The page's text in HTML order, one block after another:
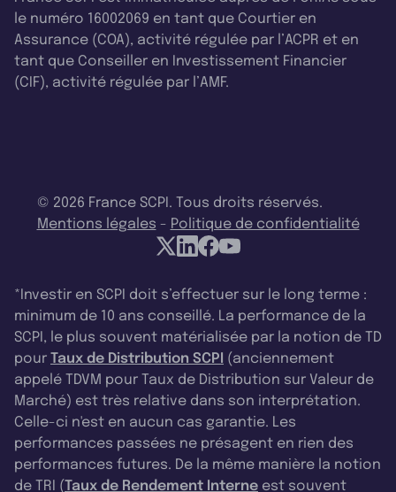
le numéro 16002069 en tant que Courtier en
Assurance (COA), activité régulée par l’ACPR et en
tant que Conseiller en Investissement Financier
(CIF), activité régulée par l’AMF.
© 2026 France SCPI. Tous droits réservés.
Mentions légales - Politique de confidentialité
*Investir en SCPI doit s’effectuer sur le long terme :
minimum de 10 ans conseillé. La performance de la
SCPI, le plus souvent matérialisée par la notion de TD
pour Taux de Distribution SCPI (anciennement
appelé TDVM pour Taux de Distribution sur Valeur de
Marché) est très relative dans son interprétation.
Celle-ci n'est en aucun cas garantie. Les
performances passées ne présagent en rien des
performances futures. De la même manière la notion
de TRI (Taux de Rendement Interne est souvent